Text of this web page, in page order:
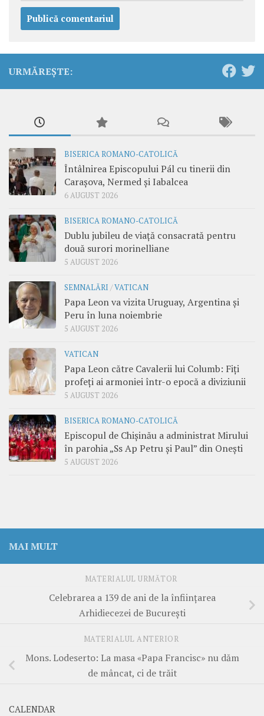
URMĂREȘTE:
BISERICA ROMANO-CATOLICĂ
Întâlnirea Episcopului Pál cu tinerii din
Carașova, Nermed și Iabalcea
6 AUGUST 2026
BISERICA ROMANO-CATOLICĂ
Dublu jubileu de viață consacrată pentru
două surori morinelliane
5 AUGUST 2026
SEMNALĂRI /VATICAN
Papa Leon va vizita Uruguay, Argentina și
Peru în luna noiembrie
5 AUGUST 2026
VATICAN
Papa Leon către Cavalerii lui Columb: Fiți
profeți ai armoniei într-o epocă a diviziunii
5 AUGUST 2026
BISERICA ROMANO-CATOLICĂ
Episcopul de Chișinău a administrat Mirului
în parohia „Ss Ap Petru și Paul” din Onești
5 AUGUST 2026
MAI MULT
MATERIALUL URMĂTOR
Celebrarea a 139 de ani de la înființarea
Arhidiecezei de București
MATERIALUL ANTERIOR
Mons. Lodeserto: La masa «Papa Francisc» nu dăm
de mâncat, ci de trăit
CALENDAR